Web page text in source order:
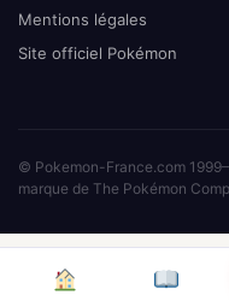
Mentions légales
Site officiel Pokémon
© Pokemon-France.com
marque de The Pokémon